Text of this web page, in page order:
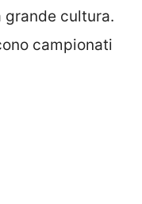
grande cultura.
campionati